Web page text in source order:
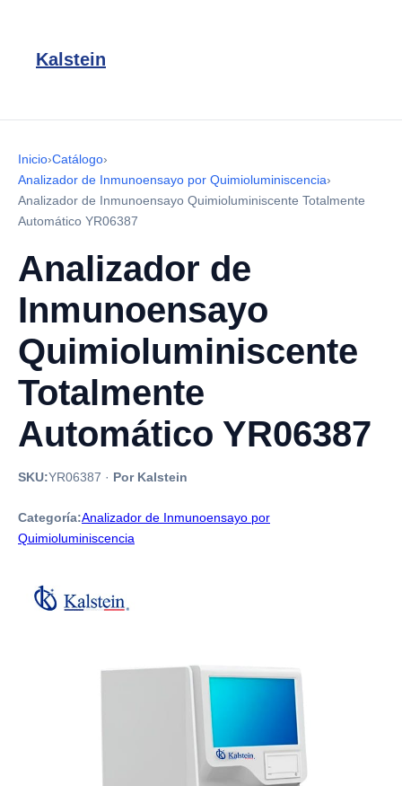
Kalstein
Inicio›Catálogo›
Analizador de Inmunoensayo por Quimioluminiscencia›
Analizador de Inmunoensayo Quimioluminiscente Totalmente
Automático YR06387
Analizador de
Inmunoensayo
Quimioluminiscente
Totalmente
Automático YR06387
SKU:YR06387 · Por Kalstein
Categoría:Analizador de Inmunoensayo por
Quimioluminiscencia